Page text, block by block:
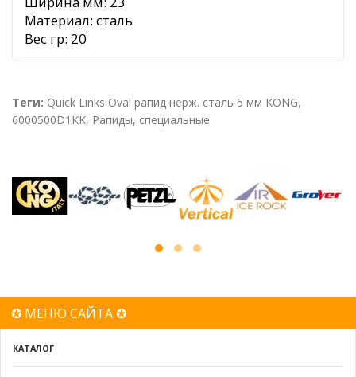
Материал: сталь
Вес гр: 20
Теги: Quick Links Oval рапид нерж. сталь 5 мм KONG,
6000500D1KK, Рапиды, специальные
✪ МЕНЮ САЙТА ✪
КАТАЛОГ